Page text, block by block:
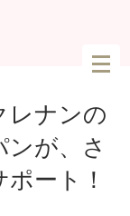
レナンの
ンが、さ
ート！